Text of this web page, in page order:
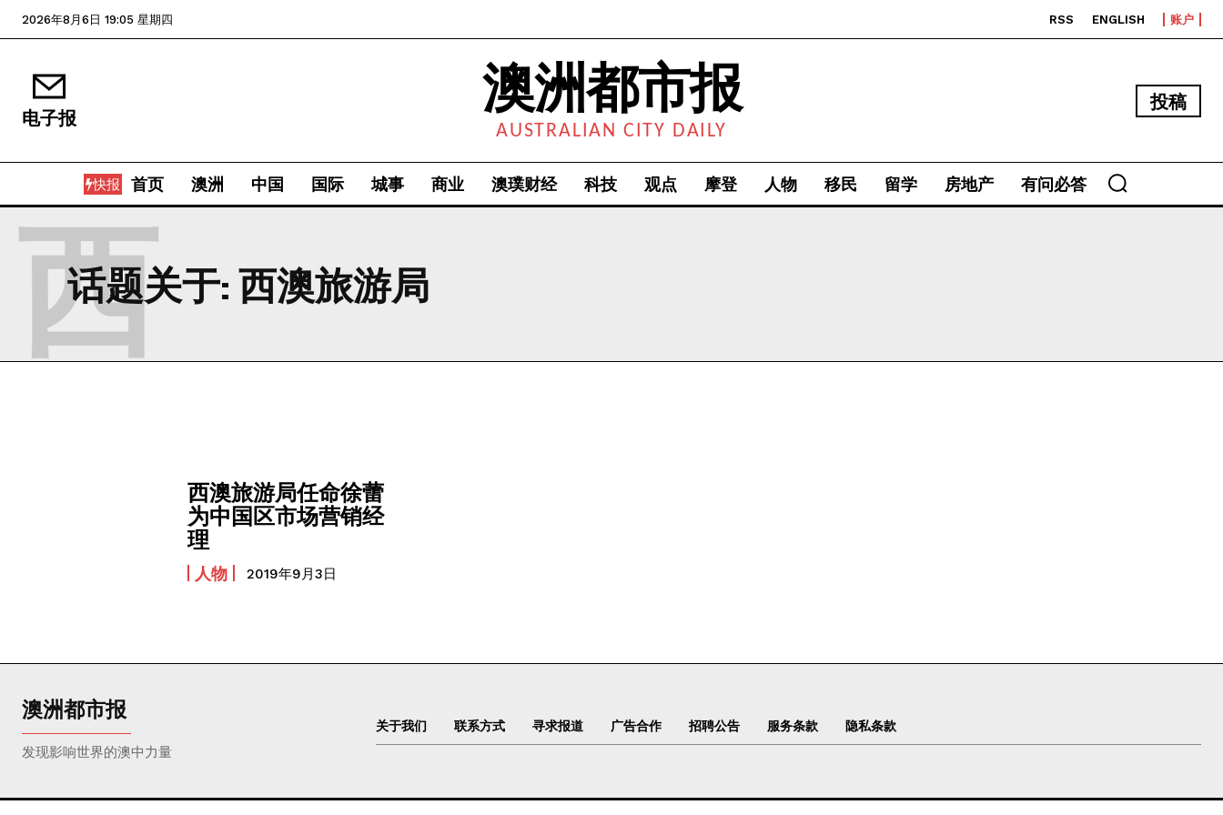
2026年8月6日 19:05 星期四 RSS ENGLISH 账户
电子报 澳洲都市报
AUSTRALIAN CITY DAILY
投稿
快报 首页 澳洲 中国 国际 城事 商业 澳璞财经 科技 观点 摩登 人物 移民 留学 房地产 有问必答
话题关于: 西澳旅游局
西
西澳旅游局任命徐蕾
为中国区市场营销经
理
人物 2019年9月3日
澳洲都市报
发现影响世界的澳中力量
关于我们 联系方式 寻求报道 广告合作 招聘公告 服务条款 隐私条款